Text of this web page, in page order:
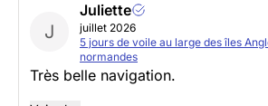
J
Juliette
juillet 2026
5 jours de voile au large des îles
normandes
Très belle navigation.